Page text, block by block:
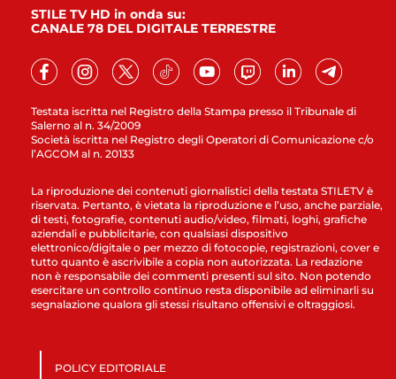
Testata iscritta nel Registro della Stampa presso il Tribunale di
Salerno al n. 34/2009
Società iscritta nel Registro degli Operatori di Comunicazione c/o
l’AGCOM al n. 20133
STILE TV HD in onda su:
CANALE 78 DEL DIGITALE TERRESTRE
La riproduzione dei contenuti giornalistici della testata STILETV è
riservata. Pertanto, è vietata la riproduzione e l’uso, anche parziale,
di testi, fotografie, contenuti audio/video, filmati, loghi, grafiche
aziendali e pubblicitarie, con qualsiasi dispositivo
elettronico/digitale o per mezzo di fotocopie, registrazioni, cover e
tutto quanto è ascrivibile a copia non autorizzata. La redazione
non è responsabile dei commenti presenti sul sito. Non potendo
esercitare un controllo continuo resta disponibile ad eliminarli su
segnalazione qualora gli stessi risultano offensivi e oltraggiosi.
POLICY EDITORIALE